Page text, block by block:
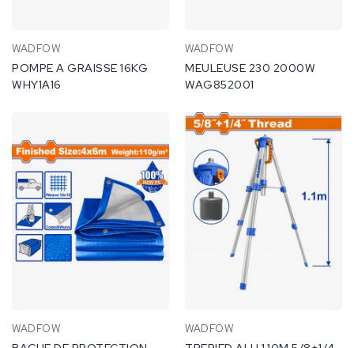
WADFOW
POMPE A GRAISSE 16KG
WHY1A16
WADFOW
MEULEUSE 230 2000W
WAG852001
WADFOW WADFOW